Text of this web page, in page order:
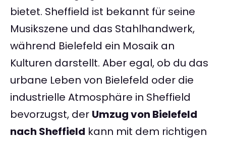
bietet. Sheffield ist bekannt für seine
Musikszene und das Stahlhandwerk,
während Bielefeld ein Mosaik an
Kulturen darstellt. Aber egal, ob du das
urbane Leben von Bielefeld oder die
industrielle Atmosphäre in Sheffield
bevorzugst, der Umzug von Bielefeld
nach Sheffield kann mit dem richtigen